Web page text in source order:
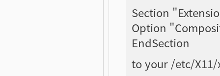
Section
Option
EndSection
to your /etc/